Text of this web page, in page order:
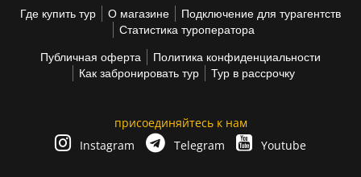
Где купить тур О магазине
Подключение для турагентств
Статистика туроператора
Публичная оферта
Политика конфиденциальности
Как забронировать тур
Тур в рассрочку
присоединяйтесь к нам
Instagram
Telegram Youtube